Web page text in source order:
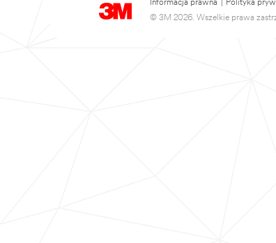
Informacja prawna Polityka
© 3M 2026. Wszelkie prawa